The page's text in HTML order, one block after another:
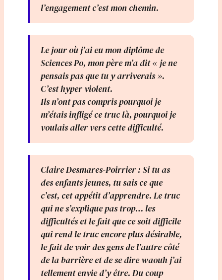
l’engagement c’est mon chemin.
Le jour où j’ai eu mon diplôme de
Sciences Po, mon père m’a dit « je ne
pensais pas que tu y arriverais ».
C’est hyper violent.
Ils n’ont pas compris pourquoi je
m’étais infligé ce truc là, pourquoi je
voulais aller vers cette difficulté.
Claire Desmares-Poirrier : Si tu as
des enfants jeunes, tu sais ce que
c’est, cet appétit d’apprendre. Le truc
qui ne s’explique pas trop… les
difficultés et le fait que ce soit difficile
qui rend le truc encore plus désirable,
le fait de voir des gens de l’autre côté
de la barrière et de se dire waouh j’ai
tellement envie d’y être. Du coup